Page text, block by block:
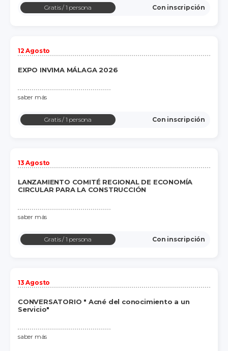
Gratis/ 1 persona Con inscripción
12 Agosto
EXPO INVIMA MÁLAGA 2026
saber más
Gratis/ 1 persona Con inscripción
13 Agosto
LANZAMIENTO COMITÉ REGIONAL DE ECONOMÍA
CIRCULAR PARA LA CONSTRUCCIÓN
saber más
Gratis/ 1 persona Con inscripción
13 Agosto
CONVERSATORIO " Acné del conocimiento a un
Servicio"
saber más